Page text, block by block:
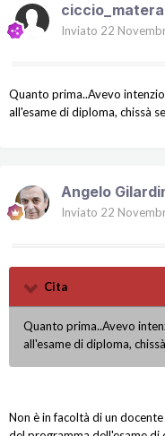
ciccio_matera
Inviato 22
Quanto prima..Avevo
all'esame di diploma, chissà
Angelo
Inviato 22
Cita
Quanto prima..Avevo
all'esame di diploma,
Non è in facoltà di un